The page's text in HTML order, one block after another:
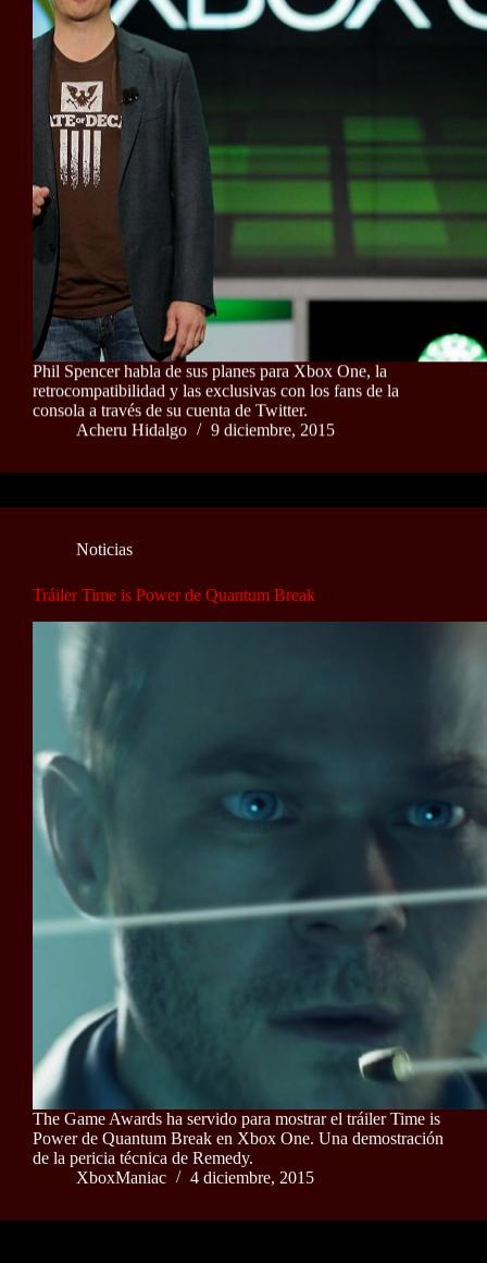
Phil Spencer habla de sus planes para Xbox One, la
retrocompatibilidad y las exclusivas con los fans de la
consola a través de su cuenta de Twitter.
Acheru Hidalgo
9 diciembre, 2015
Noticias
Tráiler Time is Power de Quantum Break
The Game Awards ha servido para mostrar el tráiler Time is
Power de Quantum Break en Xbox One. Una demostración
de la pericia técnica de Remedy.
XboxManiac
4 diciembre, 2015